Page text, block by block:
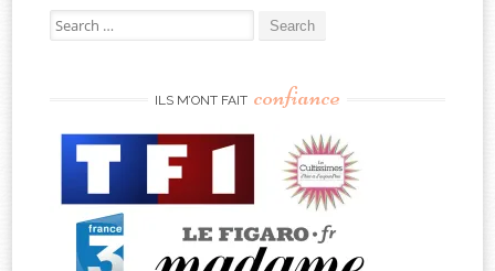
Search
for:
ILS M’ONT FAIT confiance